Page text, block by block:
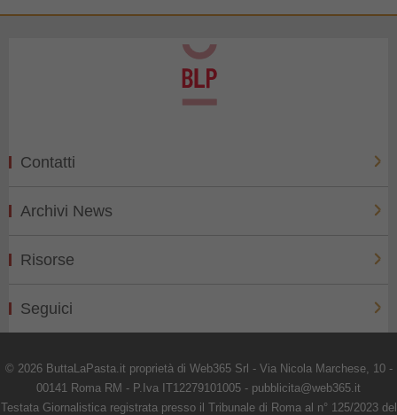
Contatti
Archivi News
Risorse
Seguici
© 2026 ButtaLaPasta.it proprietà di Web365 Srl - Via Nicola Marchese, 10 -
00141 Roma RM - P.Iva IT12279101005 - pubblicita@web365.it
Testata Giornalistica registrata presso il Tribunale di Roma al n° 125/2023 del